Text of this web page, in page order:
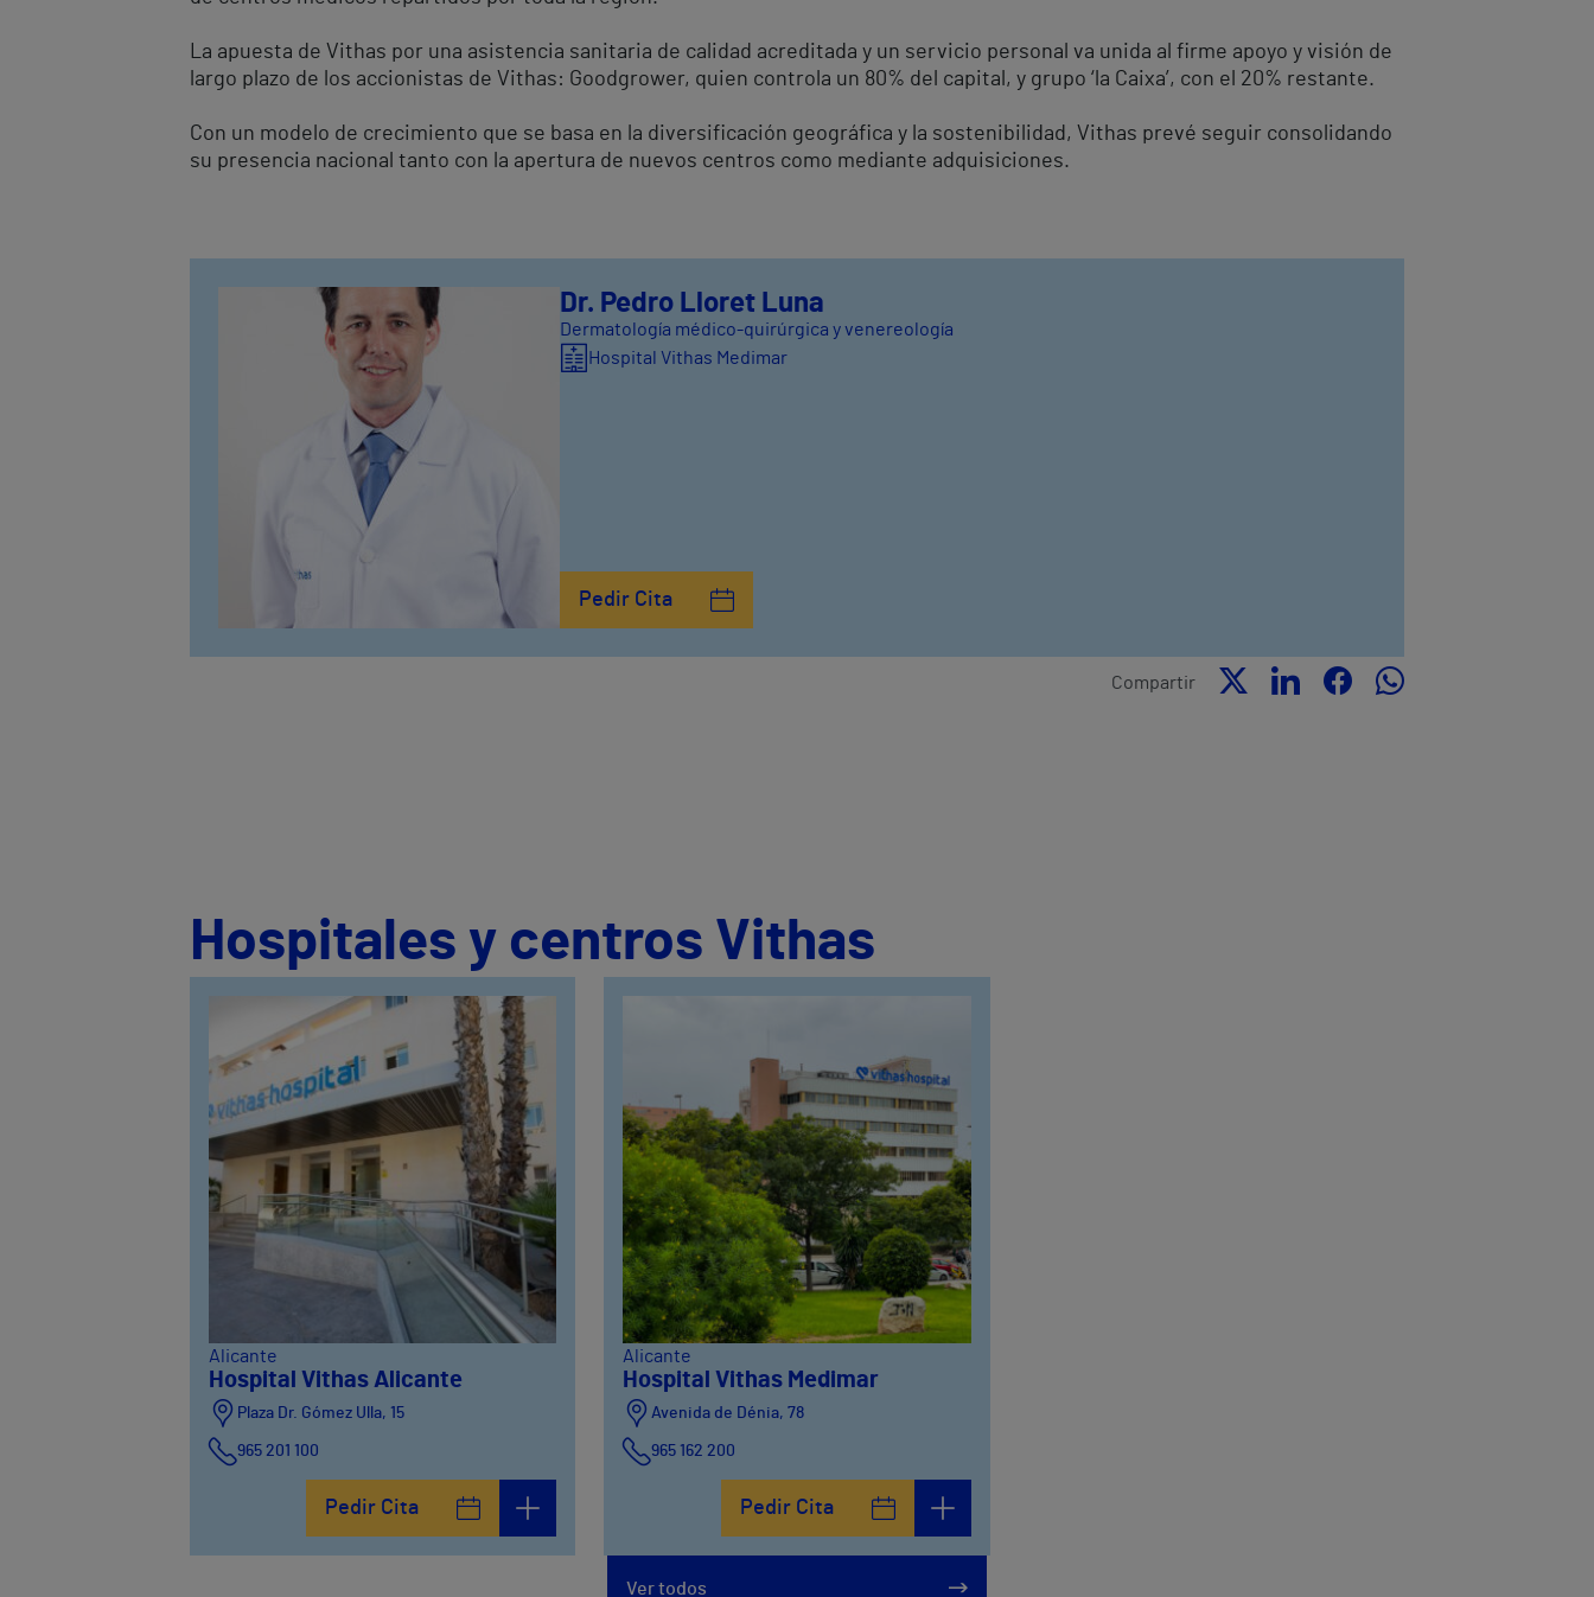
La apuesta de Vithas por una asistencia sanitaria de calidad acreditada y un servicio personal va unida al firme apoyo y visión de
largo plazo de los accionistas de Vithas: Goodgrower, quien controla un 80% del capital, y grupo ‘la Caixa’, con el 20% restante.
Con un modelo de crecimiento que se basa en la diversificación geográfica y la sostenibilidad, Vithas prevé seguir consolidando
su presencia nacional tanto con la apertura de nuevos centros como mediante adquisiciones.
Dr. Pedro Lloret Luna
Dermatología médico-quirúrgica y venereología
Hospital Vithas Medimar
Pedir Cita
Compartir
Hospitales y centros Vithas
Alicante
Hospital Vithas Alicante
Plaza Dr. Gómez Ulla, 15
965 201 100
Pedir Cita
Alicante
Hospital Vithas Medimar
Avenida de Dénia, 78
965 162 200
Pedir Cita
Ver todos